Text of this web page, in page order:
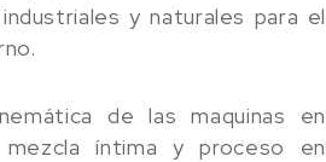
y naturales para el
de las maquinas en
íntima y proceso en